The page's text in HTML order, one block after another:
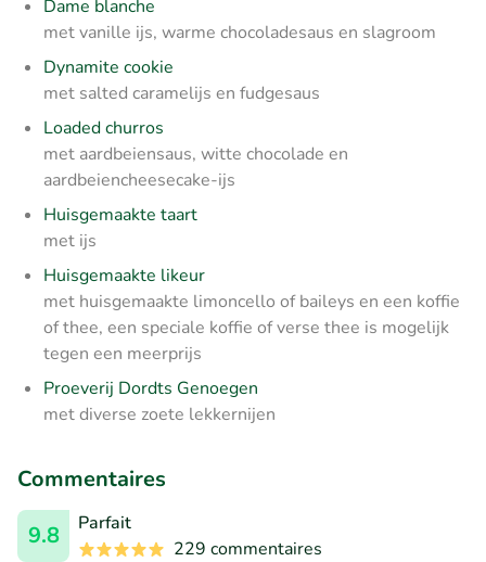
Dame blanche
met vanille ijs, warme chocoladesaus en slagroom
Dynamite cookie
met salted caramelijs en fudgesaus
Loaded churros
met aardbeiensaus, witte chocolade en
aardbeiencheesecake-ijs
Huisgemaakte taart
met ijs
Huisgemaakte likeur
met huisgemaakte limoncello of baileys en een koffie
of thee, een speciale koffie of verse thee is mogelijk
tegen een meerprijs
Proeverij Dordts Genoegen
met diverse zoete lekkernijen
Commentaires
9.8
Parfait
229 commentaires